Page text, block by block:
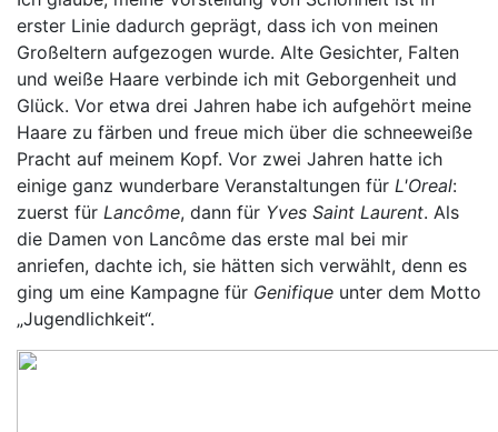
erster Linie dadurch geprägt, dass ich von meinen
Großeltern aufgezogen wurde. Alte Gesichter, Falten
und weiße Haare verbinde ich mit Geborgenheit und
Glück. Vor etwa drei Jahren habe ich aufgehört meine
Haare zu färben und freue mich über die schneeweiße
Pracht auf meinem Kopf. Vor zwei Jahren hatte ich
einige ganz wunderbare Veranstaltungen für L'Oreal:
zuerst für Lancôme, dann für Yves Saint Laurent. Als
die Damen von Lancôme das erste mal bei mir
anriefen, dachte ich, sie hätten sich verwählt, denn es
ging um eine Kampagne für Genifique unter dem Motto
„Jugendlichkeit“.